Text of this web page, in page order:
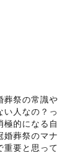
葬祭の常識や
い人なの？っ
極的になる自
婚葬祭のマナ
重要と思って